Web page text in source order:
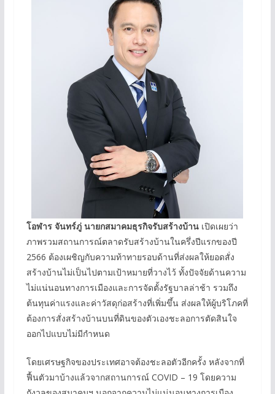
โอฬาร จันทร์ภู่ นายกสมาคมธุรกิจรับสร้างบ้านเปิดเผยว่า
ภาพรวมสถานการณ์ตลาดรับสร้างบ้านในครึ่งปีแรกของปี
2566 ต้องเผชิญกับความท้าทายรอบด้านที่ส่งผลให้ยอดสั่ง
สร้างบ้านไม่เป็นไปตามเป้าหมายที่วางไว้ ทั้งปัจจัยด้านความ
ไม่แน่นอนทางการเมืองและการจัดตั้งรัฐบาลล่าช้า รวมถึง
ต้นทุนค่าแรงและค่าวัสดุก่อสร้างที่เพิ่มขึ้น ส่งผลให้ผู้บริโภคที่
ต้องการสั่งสร้างบ้านบนที่ดินของตัวเองชะลอการตัดสินใจ
ออกไปแบบไม่มีกำหนด
โดยเศรษฐกิจของประเทศอาจต้องชะลอตัวอีกครั้ง หลังจากที่
ฟื้นตัวมาบ้างแล้วจากสถานการณ์ COVID – 19 โดยความ